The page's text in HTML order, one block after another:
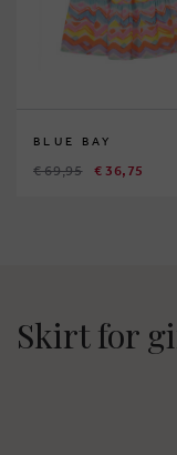
BLUE BAY
€ 69,95 € 36,75
Skirt for